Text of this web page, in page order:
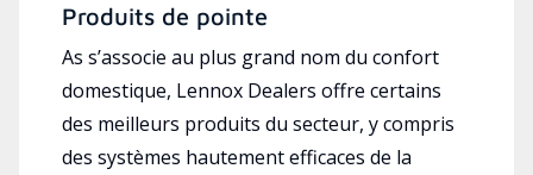
Produits de pointe
As s’associe au plus grand nom du confort
domestique, Lennox Dealers offre certains
des meilleurs produits du secteur, y compris
des systèmes hautement efficaces de la